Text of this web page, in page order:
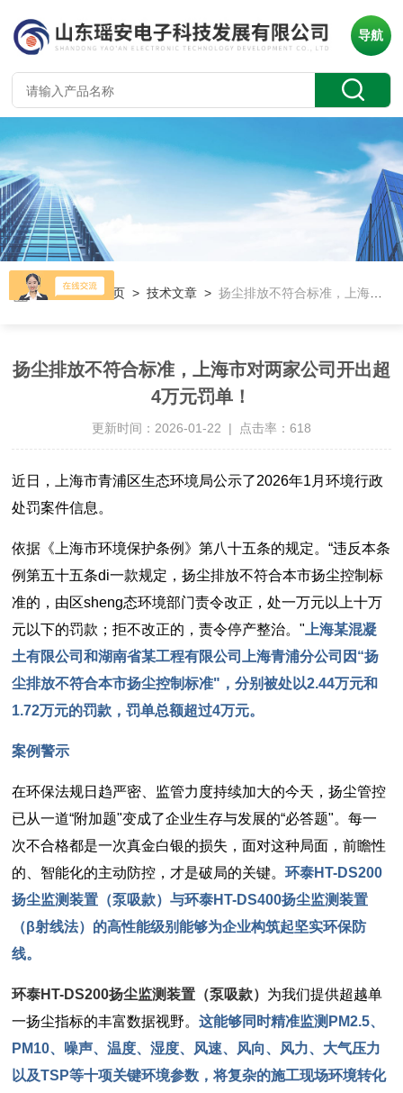
导航
当前位置：首页 >技术文章 >扬尘排放不符合标准，上海市对两家公司开出超4万元罚单！
扬尘排放不符合标准，上海市对两家公司开出超
4万元罚单！
更新时间：2026-01-22 | 点击率：618
近日，上海市青浦区生态环境局公示了2026年1月环境行政
处罚案件信息。
依据《上海市环境保护条例》第八十五条的规定。“违反本条
例第五十五条di一款规定，扬尘排放不符合本市扬尘控制标
准的，由区sheng态环境部门责令改正，处一万元以上十万
元以下的罚款；拒不改正的，责令停产整治。" 上海某混凝
土有限公司和湖南省某工程有限公司上海青浦分公司因“扬
尘排放不符合本市扬尘控制标准"，分别被处以2.44万元和
1.72万元的罚款，罚单总额超过4万元。
案例警示
在环保法规日趋严密、监管力度持续加大的今天，扬尘管控
已从一道“附加题"变成了企业生存与发展的“必答题"。每一
次不合格都是一次真金白银的损失，面对这种局面，前瞻性
的、智能化的主动防控，才是破局的关键。环泰HT-DS200
扬尘监测装置（泵吸款）与环泰HT-DS400扬尘监测装置
（β射线法）的高性能级别能够为企业构筑起坚实环保防
线。
环泰HT-DS200扬尘监测装置（泵吸款） 为我们提供超越单
一扬尘指标的丰富数据视野。这能够同时精准监测PM2.5、
PM10、噪声、温度、湿度、风速、风向、风力、大气压力
以及TSP等十项关键环境参数，将复杂的施工现场环境转化